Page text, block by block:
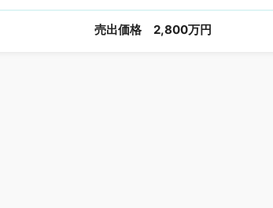
売出価格 2,800万円